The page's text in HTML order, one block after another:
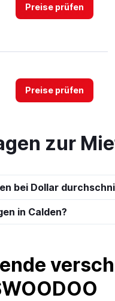
Preise prüfen
Preise prüfen
zur
bei Dollar
in Calden?